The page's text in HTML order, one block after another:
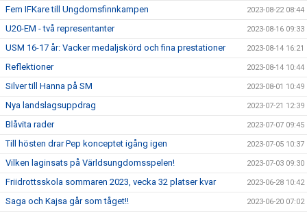
Fem IFKare till Ungdomsfinnkampen 2023-08-22 08:44
U20-EM - två representanter 2023-08-16 09:33
USM 16-17 år: Vacker medaljskörd och fina prestationer 2023-08-14 16:21
Reflektioner 2023-08-14 10:44
Silver till Hanna på SM 2023-08-01 10:49
Nya landslagsuppdrag 2023-07-21 12:39
Blåvita rader 2023-07-07 09:45
Till hösten drar Pep konceptet igång igen 2023-07-05 10:37
Vilken laginsats på Världsungdomsspelen! 2023-07-03 09:30
Friidrottsskola sommaren 2023, vecka 32 platser kvar 2023-06-28 10:42
Saga och Kajsa går som tåget!! 2023-06-20 07:02